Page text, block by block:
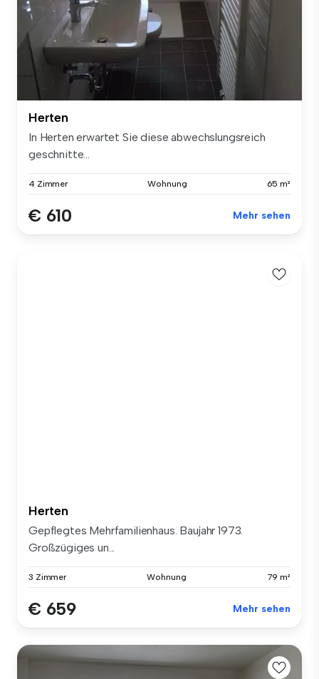
Herten
In Herten erwartet Sie diese abwechslungsreich
geschnitte...
4 Zimmer Wohnung 65 m²
€ 610 Mehr sehen
Herten
Gepflegtes Mehrfamilienhaus. Baujahr 1973.
Großzügiges un...
3 Zimmer Wohnung 79 m²
€ 659 Mehr sehen